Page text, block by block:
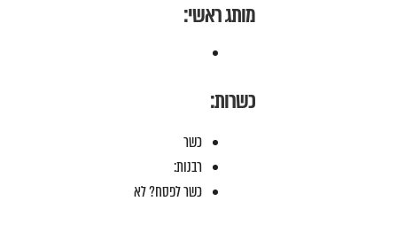
מותג ראשי:
כשרות:
כשר
רבנות:
כשר לפסח? לא